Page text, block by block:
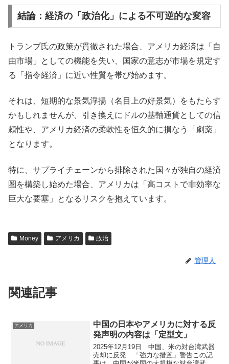
結論：経済の「政治化」による不可逆的な変容
トランプ氏の政策が貫徹された場合、アメリカ経済は「自
由市場」としての機能を失い、国家の意志が市場を規定す
る「指令経済」に近い性質を帯び始めます。
それは、短期的な景気浮揚（名目上の好景気）をもたらす
かもしれませんが、引き換えにドルの基軸通貨としての信
頼性や、アメリカ経済の柔軟性を恒久的に損なう「劇薬」
となります。
特に、サプライチェーンから排除された国々が独自の経済
圏を構築し始めた場合、アメリカは「高コストで非効率な
巨大な要塞」となるリスクを抱えています。
Money アメリカ 政治
管理人
関連記事
アメリカ
中国の日本やアメリカに対する反
発声明の内容は「定型文」
2025年12月19日 中国、米の対台湾武器
売却に反発 「強力な措置」警告この記